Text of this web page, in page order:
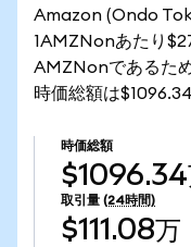
Amazon (Ondo
1AMZNonあたり
AMZNonであるた
時価総額は
時価総額
$1096.34
取引量 (24時間)
$111.08万